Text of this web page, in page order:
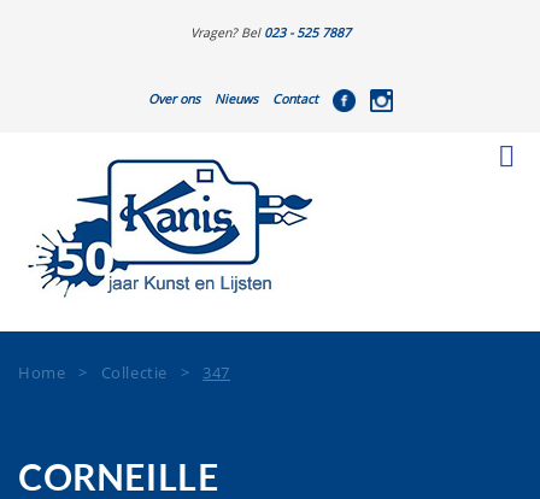
Vragen? Bel 023 - 525 7887
Over ons Nieuws Contact
Home > Collectie > 347
CORNEILLE